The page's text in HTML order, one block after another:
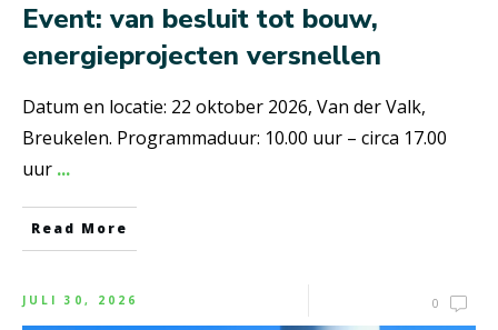
Event: van besluit tot bouw,
energieprojecten versnellen
Datum en locatie: 22 oktober 2026, Van der Valk,
Breukelen. Programmaduur: 10.00 uur – circa 17.00
uur ...
Read More
JULI 30, 2026 0